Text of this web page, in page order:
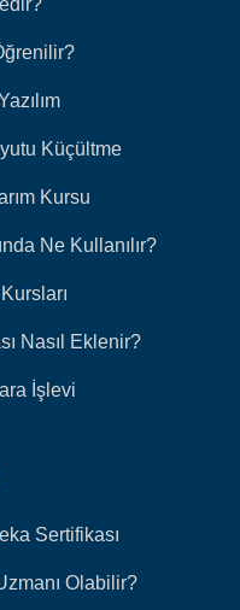
Küçültme
Kursu
Ne Kullanılır?
Nasıl Eklenir?
İşlevi
Sertifikası
Olabilir?